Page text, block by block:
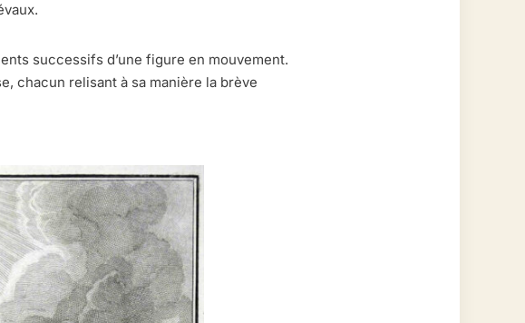
successifs d’une figure en mouvement.
chacun relisant à sa manière la brève